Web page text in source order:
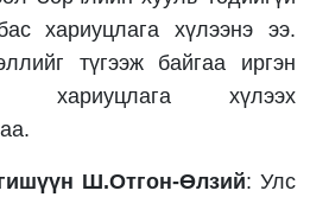
хариуцлага хүлээнэ ээ.
түгээж байгаа иргэн
хариуцлага хүлээх
Ш.Отгон-Өлзий: Улс